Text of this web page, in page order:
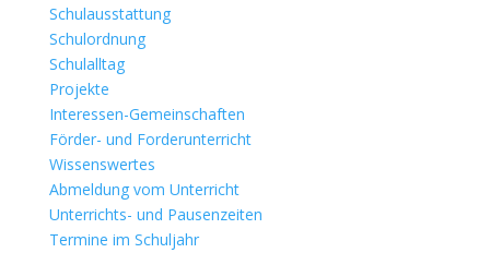
Schulausstattung
Schulordnung
Schulalltag
Projekte
Interessen-Gemeinschaften
Förder- und Forderunterricht
Wissenswertes
Abmeldung vom Unterricht
Unterrichts- und Pausenzeiten
Termine im Schuljahr